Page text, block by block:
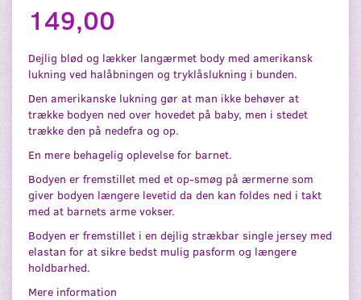
149,00
Dejlig blød og lækker langærmet body med amerikansk
lukning ved halåbningen og tryklåslukning i bunden.
Den amerikanske lukning gør at man ikke behøver at
trække bodyen ned over hovedet på baby, men i stedet
trække den på nedefra og op.
En mere behagelig oplevelse for barnet.
Bodyen er fremstillet med et op-smøg på ærmerne som
giver bodyen længere levetid da den kan foldes ned i takt
med at barnets arme vokser.
Bodyen er fremstillet i en dejlig strækbar single jersey med
elastan for at sikre bedst mulig pasform og længere
holdbarhed.
Mere information